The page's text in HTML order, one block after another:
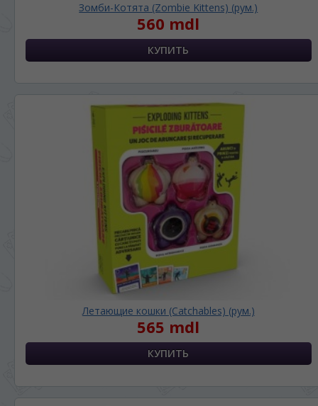
Зомби-Котята (Zombie Kittens) (рум.)
560 mdl
Летающие кошки (Catchables) (рум.)
565 mdl